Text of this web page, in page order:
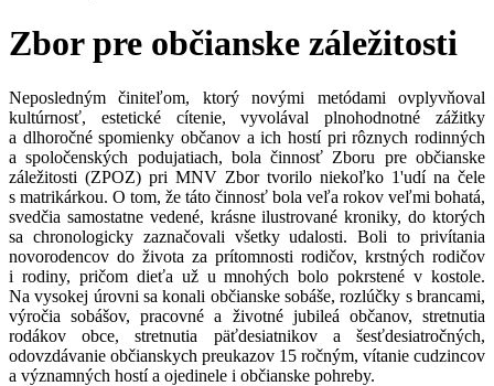
Zbor pre občianske záležitosti
Neposledným činiteľom, ktorý novými metódami ovplyvňoval
kultúrnosť, estetické cítenie, vyvolával plnohodnotné zážitky
a dlhoročné spomienky občanov a ich hostí pri rôznych rodinných
a spoločenských podujatiach, bola činnosť Zboru pre občianske
záležitosti (ZPOZ) pri MNV Zbor tvorilo niekoľko 1'udí na čele
s matrikárkou. O tom, že táto činnosť bola veľa rokov veľmi bohatá,
svedčia samostatne vedené, krásne ilustrované kroniky, do ktorých
sa chronologicky zaznačovali všetky udalosti. Boli to privítania
novorodencov do života za prítomnosti rodičov, krstných rodičov
i rodiny, pričom dieťa už u mnohých bolo pokrstené v kostole.
Na vysokej úrovni sa konali občianske sobáše, rozlúčky s brancami,
výročia sobášov, pracovné a životné jubileá občanov, stretnutia
rodákov obce, stretnutia päťdesiatnikov a šesťdesiatročných,
odovzdávanie občianskych preukazov 15 ročným, vítanie cudzincov
a významných hostí a ojedinele i občianske pohreby.